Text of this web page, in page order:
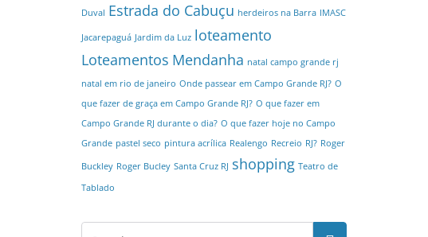
Duval Estrada do Cabuçu herdeiros na Barra IMASC
Jacarepaguá Jardim da Luz loteamento
Loteamentos Mendanha natal campo grande rj
natal em rio de janeiro Onde passear em Campo Grande RJ? O
que fazer de graça em Campo Grande RJ? O que fazer em
Campo Grande RJ durante o dia? O que fazer hoje no Campo
Grande pastel seco pintura acrílica Realengo Recreio RJ? Roger
Buckley Roger Bucley Santa Cruz RJ shopping Teatro de
Tablado